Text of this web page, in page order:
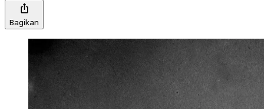
Bagikan